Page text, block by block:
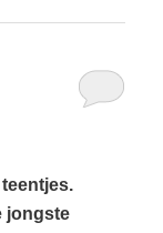
jongste